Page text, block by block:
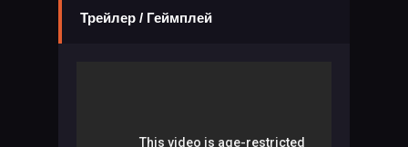
Трейлер / Геймплей